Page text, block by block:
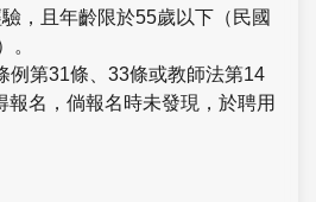
，且年齡限於55歲以下（民國
。
例第31條、33條或教師法第14
報名，倘報名時未發現，於聘用